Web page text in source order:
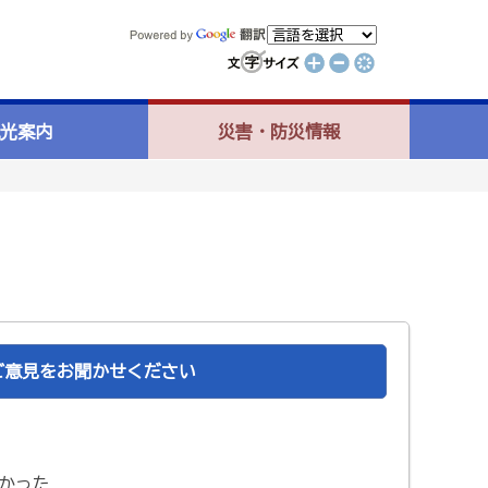
案内 災害・防災情報
見をお聞かせください
った